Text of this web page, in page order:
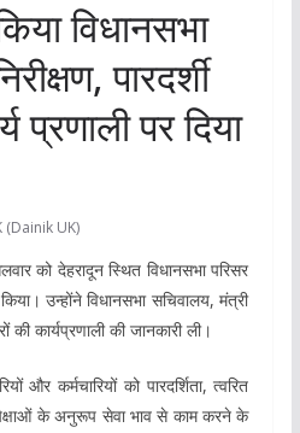
विधानसभा
पारदर्शी
प्रणाली पर दिया
(Dainik UK)
को देहरादून स्थित विधानसभा परिसर
किया। उन्होंने विधानसभा सचिवालय, मंत्री
कार्यप्रणाली की जानकारी ली।
और कर्मचारियों को पारदर्शिता, त्वरित
के अनुरूप सेवा भाव से काम करने के